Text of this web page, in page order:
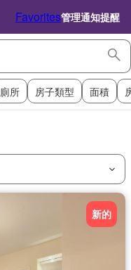
Favorites管理通知提醒
廁所 房子類型 面積
新的